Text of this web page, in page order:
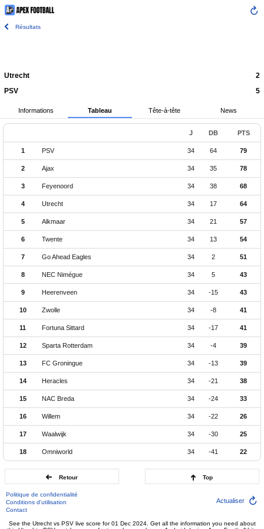
Résultats
Utrecht
2
PSV
5
Informations Tableau Tête-à-tête News
J DB PTS
1 PSV 34 64 79
2 Ajax 34 35 78
3 Feyenoord 34 38 68
4 Utrecht 34 17 64
5 Alkmaar 34 21 57
6 Twente 34 13 54
7 Go Ahead Eagles 34 2 51
8 NEC Nimégue 34 5 43
9 Heerenveen 34 -15 43
10 Zwolle 34 -8 41
11 Fortuna Sittard 34 -17 41
12 Sparta Rotterdam 34 -4 39
13 FC Groningue 34 -13 39
14 Heracles 34 -21 38
15 NAC Breda 34 -24 33
16 Willem 34 -22 26
17 Waalwijk 34 -30 25
18 Omniworld 34 -41 22
Retour Top
Politique de confidentialité
Conditions d'utilisation
Contact
Actualiser
See the Utrecht vs PSV live score for 01 Dec 2024. Get all the information you need about